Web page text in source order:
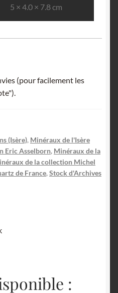
5 × 4.0 × 7.8 cm
(pour facilement les
(Isère), Minéraux de l'Isère
Eric Asselborn, Minéraux de la
de la collection Michel
de France, Stock d'Archives
: